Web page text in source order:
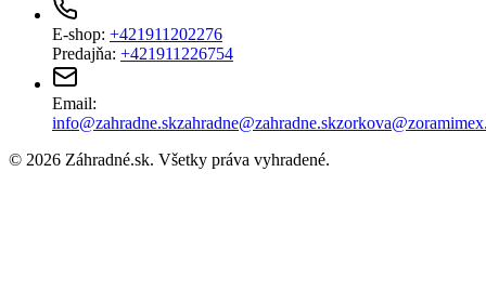
E-shop: +421911202276
Predajňa: +421911226754
Email:
info@zahradne.skzahradne@zahradne.sk
© 2026 Záhradné.sk. Všetky práva vyhradené.